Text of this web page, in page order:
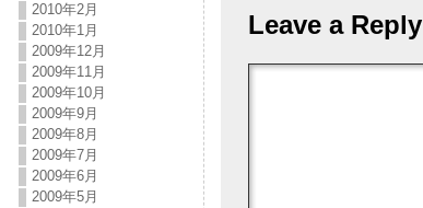
2010年2月
2010年1月
2009年12月
2009年11月
2009年10月
2009年9月
2009年8月
2009年7月
2009年6月
2009年5月
Leave a Reply